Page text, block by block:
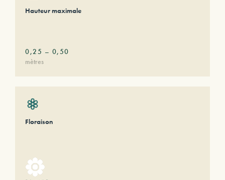
Hauteur maximale
0,25 – 0,50
mètres
Floraison